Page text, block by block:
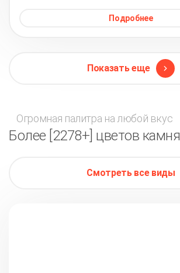
Подробнее
Показать еще
Огромная палитра на любой вкус
Более [2278+] цветов камня
Смотреть все виды